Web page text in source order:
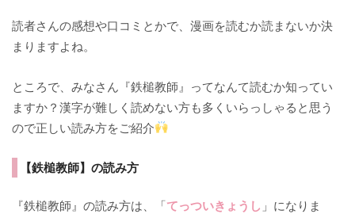
読者さんの感想や口コミとかで、漫画を読むか読まないか決
まりますよね。
ところで、みなさん『鉄槌教師』ってなんて読むか知ってい
ますか？漢字が難しく読めない方も多くいらっしゃると思う
ので正しい読み方をご紹介
【鉄槌教師】の読み方
『鉄槌教師』の読み方は、「てっついきょうし 」になりま